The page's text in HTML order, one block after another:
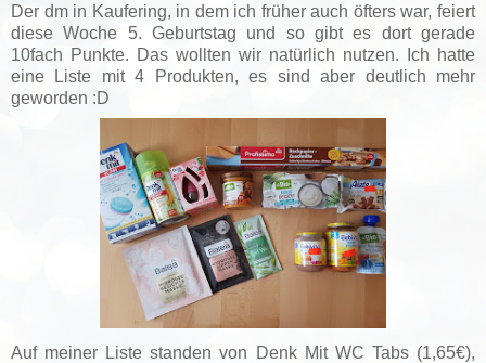
Der dm in Kaufering, in dem ich früher auch öfters war, feiert
diese Woche 5. Geburtstag und so gibt es dort gerade
10fach Punkte. Das wollten wir natürlich nutzen. Ich hatte
eine Liste mit 4 Produkten, es sind aber deutlich mehr
geworden :D
Auf meiner Liste standen von Denk Mit WC Tabs (1,65€),